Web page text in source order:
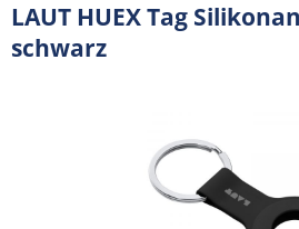
LAUT HUEX Tag
schwarz